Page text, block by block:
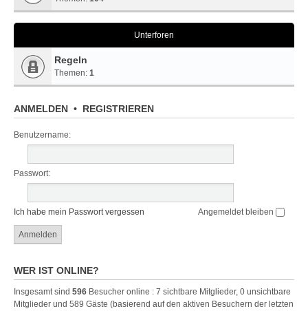
Unterforen
Regeln
Themen: 1
ANMELDEN • REGISTRIEREN
Benutzername:
Passwort:
Ich habe mein Passwort vergessen Angemeldet bleiben
WER IST ONLINE?
Insgesamt sind 596 Besucher online : 7 sichtbare Mitglieder, 0 unsichtbare
Mitglieder und 589 Gäste (basierend auf den aktiven Besuchern der letzten